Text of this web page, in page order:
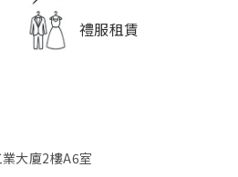
禮服租賃
大廈2樓A6室